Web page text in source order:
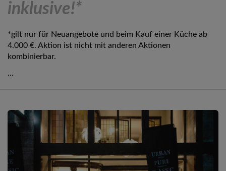
inklusive!*
*gilt nur für Neuangebote und beim Kauf einer Küche ab
4.000 €. Aktion ist nicht mit anderen Aktionen
kombinierbar.
...